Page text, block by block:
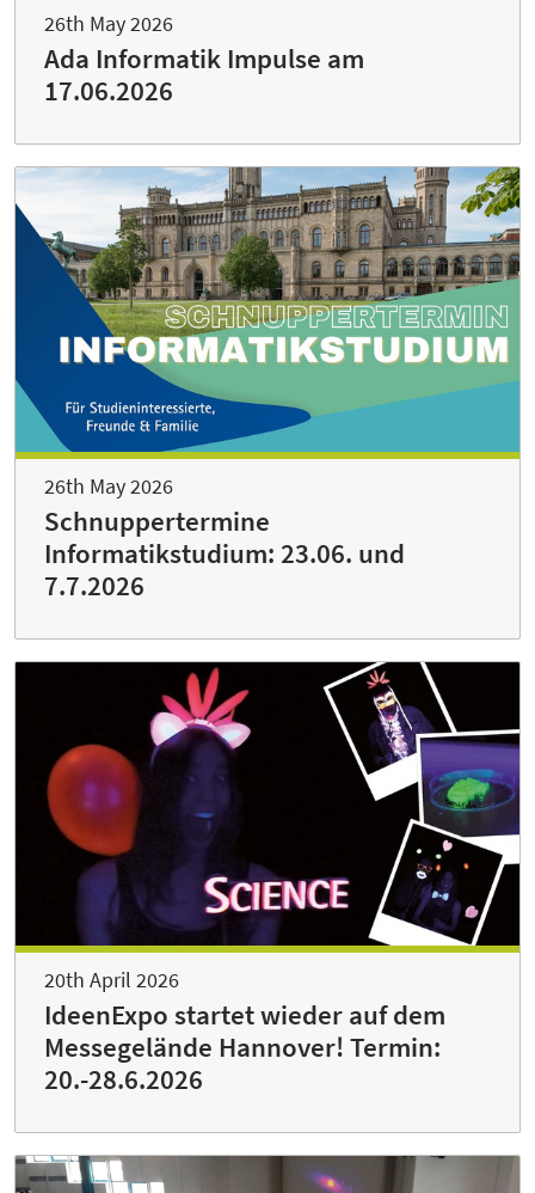
26th May 2026
Ada Informatik Impulse am
17.06.2026
26th May 2026
Schnuppertermine
Informatikstudium: 23.06. und
7.7.2026
20th April 2026
IdeenExpo startet wieder auf dem
Messegelände Hannover! Termin:
20.-28.6.2026